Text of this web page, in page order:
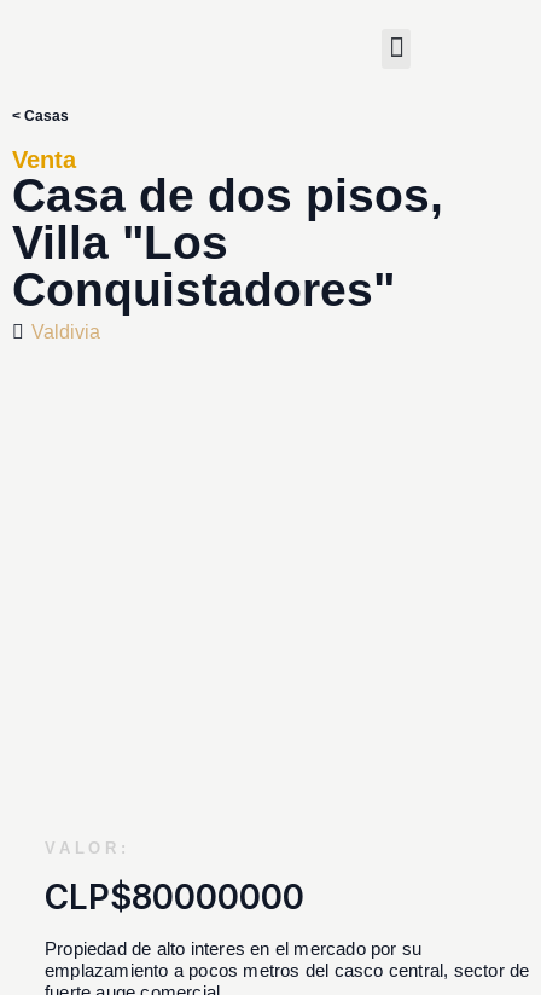
< Casas
Venta
Casa de dos pisos,
Villa "Los
Conquistadores"
Valdivia
VALOR:
CLP$80000000
Propiedad de alto interes en el mercado por su
emplazamiento a pocos metros del casco central, sector de